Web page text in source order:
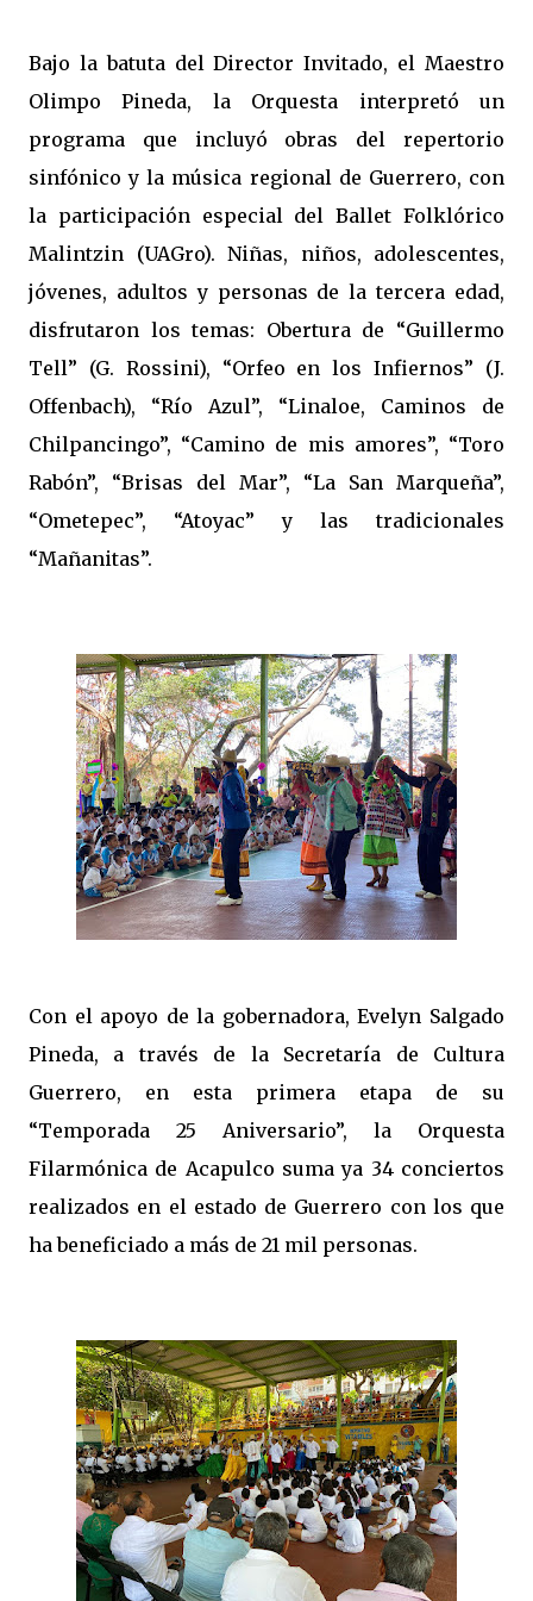
Bajo la batuta del Director Invitado, el Maestro
Olimpo Pineda, la Orquesta interpretó un
programa que incluyó obras del repertorio
sinfónico y la música regional de Guerrero, con
la participación especial del Ballet Folklórico
Malintzin (UAGro). Niñas, niños, adolescentes,
jóvenes, adultos y personas de la tercera edad,
disfrutaron los temas: Obertura de “Guillermo
Tell” (G. Rossini), “Orfeo en los Infiernos” (J.
Offenbach), “Río Azul”, “Linaloe, Caminos de
Chilpancingo”, “Camino de mis amores”, “Toro
Rabón”, “Brisas del Mar”, “La San Marqueña”,
“Ometepec”, “Atoyac” y las tradicionales
“Mañanitas”.
Con el apoyo de la gobernadora, Evelyn Salgado
Pineda, a través de la Secretaría de Cultura
Guerrero, en esta primera etapa de su
“Temporada 25 Aniversario”, la Orquesta
Filarmónica de Acapulco suma ya 34 conciertos
realizados en el estado de Guerrero con los que
ha beneficiado a más de 21 mil personas.